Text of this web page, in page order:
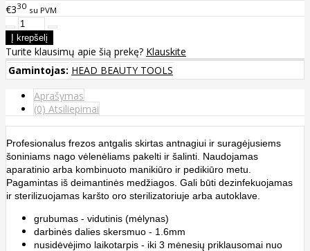
€330 su PVM
Turite klausimų apie šią prekę? Klauskite
Gamintojas: HEAD BEAUTY TOOLS
Aprašymas
(0) Atsiliepimai
Profesionalus frezos antgalis skirtas antnagiui ir suragėjusiems
šoniniams nago vėlenėliams pakelti ir šalinti. Naudojamas
aparatinio arba kombinuoto manikiūro ir pedikiūro metu.
Pagamintas iš deimantinės medžiagos. Gali būti dezinfekuojamas
ir sterilizuojamas karšto oro sterilizatoriuje arba autoklave.
grubumas - vidutinis (mėlynas)
darbinės dalies skersmuo - 1.6mm
nusidėvėjimo laikotarpis - iki 3 mėnesių priklausomai nuo